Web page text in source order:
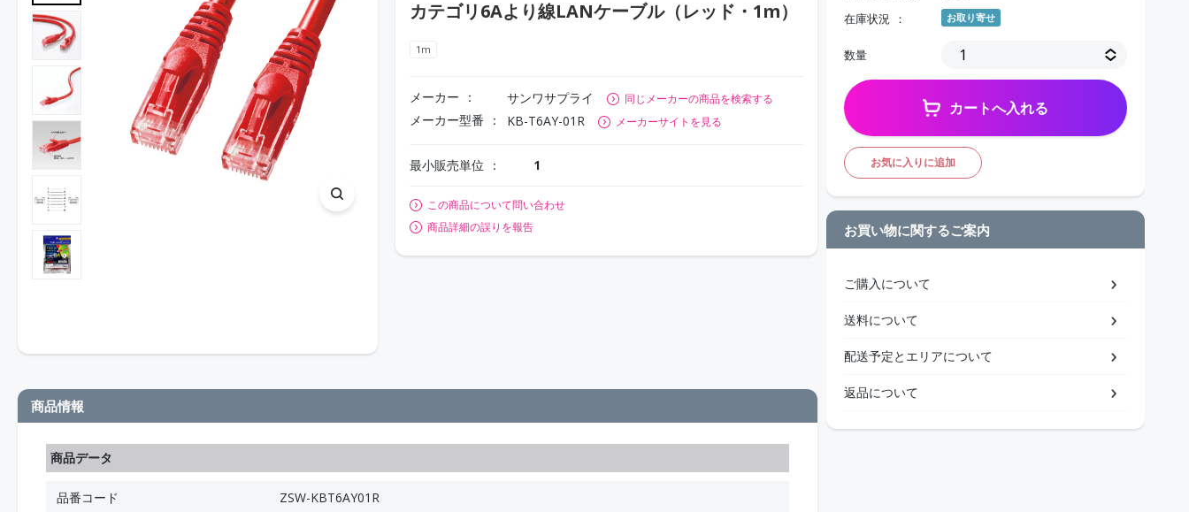
カテゴリ6Aより線LANケーブル（レッド・1m）
1m
メーカー サンワサプライ 同じメーカーの商品を検索する
メーカー型番 KB-T6AY-01R メーカーサイトを見る
最小販売単位 1
この商品について問い合わせ
商品詳細の誤りを報告
商品情報
商品データ
品番コード
ZSW-KBT6AY01R
在庫状況 お取り寄せ
数量
カートへ入れる
お気に入りに追加
お買い物に関するご案内
ご購入について
送料について
配送予定とエリアについて
返品について